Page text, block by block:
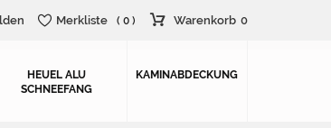
Merkliste ( 0 ) Warenkorb 0
HEUEL ALU
SCHNEEFANG
KAMINABDECKUNG